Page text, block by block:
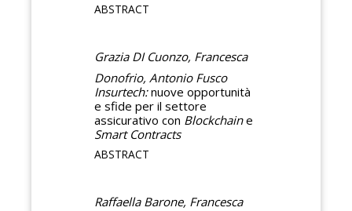
ABSTRACT
Grazia DI Cuonzo, Francesca
Donofrio, Antonio Fusco
Insurtech:nuove opportunità
e sfide per il settore
assicurativo con Blockchaine
Smart Contracts
ABSTRACT
Raffaella Barone, Francesca